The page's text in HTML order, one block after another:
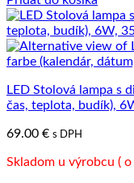
LED Stolová lampa s
čas, teplota, budík),
69.00 € s DPH
Skladom u výrobcu (